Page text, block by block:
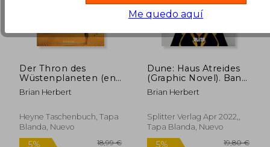
Der Thron des
Wüstenplaneten (en
Alemán)
Brian Herbert
Heyne Taschenbuch, Tapa
Blanda, Nuevo
Dune: Haus Atreides
(Graphic Novel). Band
2 (en Alemán)
Brian Herbert
Splitter Verlag Apr 2022,,
Tapa Blanda, Nuevo
Me quedo aquí